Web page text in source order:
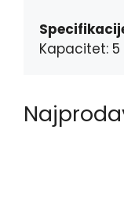
Kapacitet: